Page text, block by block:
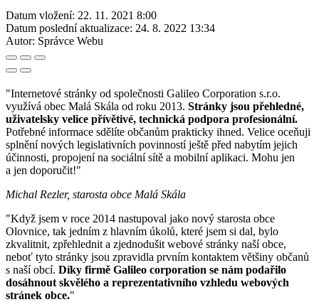
Datum vložení: 22. 11. 2021 8:00
Datum poslední aktualizace: 24. 8. 2022 13:34
Autor: Správce Webu
"Internetové stránky od společnosti Galileo Corporation s.r.o.
využívá obec Malá Skála od roku 2013. Stránky jsou přehledné,
uživatelsky velice přívětivé, technická podpora profesionální.
Potřebné informace sdělíte občanům prakticky ihned. Velice oceňuji
splnění nových legislativních povinností ještě před nabytím jejich
účinnosti, propojení na sociální sítě a mobilní aplikaci. Mohu jen
a jen doporučit!"
Michal Rezler, starosta obce Malá Skála
"Když jsem v roce 2014 nastupoval jako nový starosta obce
Olovnice, tak jedním z hlavním úkolů, které jsem si dal, bylo
zkvalitnit, zpřehlednit a zjednodušit webové stránky naší obce,
neboť tyto stránky jsou zpravidla prvním kontaktem většiny občanů
s naší obcí. Díky firmě Galileo corporation se nám podařilo
dosáhnout skvělého a reprezentativního vzhledu webových
stránek obce."